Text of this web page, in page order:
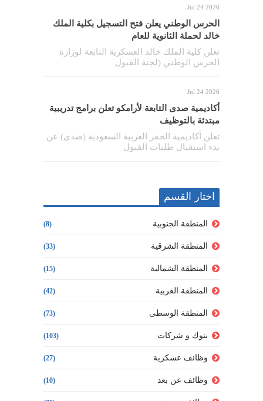
Jul 24 2026
الحرس الوطني يعلن فتح التسجيل بكلية الملك
خالد لحملة الثانوية للعام
تعلن كلية الملك خالد العسكرية التابعة لوزارة
الحرس الوطني (لجنة القبول
Jul 24 2026
أكاديمية صدى التابعة لأرامكو تعلن برامج تدريبية
مبتدئة بالتوظيف
تعلن أكاديمية الحفر العربية السعودية (صدى) عن
بدء استقبال طلبات القبول
اختار القسم
المنطقة الجنوبية (8)
المنطقة الشرقية (33)
المنطقة الشمالية (15)
المنطقة الغربية (42)
المنطقة الوسطى (73)
بنوك و شركات (103)
وظائف عسكرية (27)
وظائف عن بعد (10)